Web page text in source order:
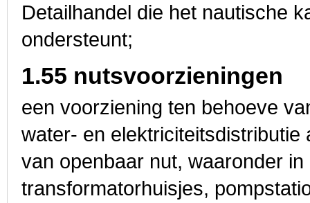
Detailhandel die het nautische
ondersteunt;
1.55 nutsvoorzieningen
een voorziening ten behoeve
water- en
van openbaar nut, waaronder
transformatorhuisjes,